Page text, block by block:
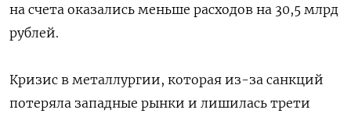
на счета оказались меньше расходов на 30,5 млрд
рублей.
Кризис в металлургии, которая из-за санкций
потеряла западные рынки и лишилась трети